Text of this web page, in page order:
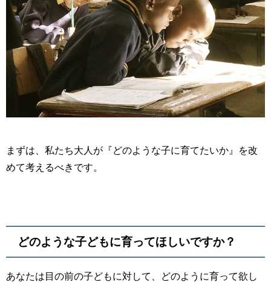
まずは、私たち大人が『どのような子に育てたいか』を改
めて考えるべきです。
どのような子どもに育ってほしいですか？
あなたは目の前の子どもに対して、どのように育って欲し